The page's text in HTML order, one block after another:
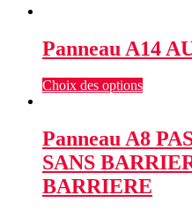
Panneau A14
Choix des options
Panneau A8
SANS
BARRIERE